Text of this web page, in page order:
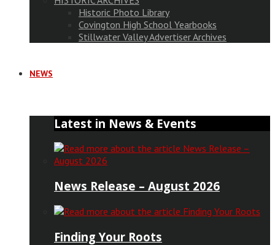
Historic Photo Library
Covington High School Yearbooks
Stillwater Valley Advertiser Archives
NEWS
Latest in News & Events
News Release – August 2026
Finding Your Roots